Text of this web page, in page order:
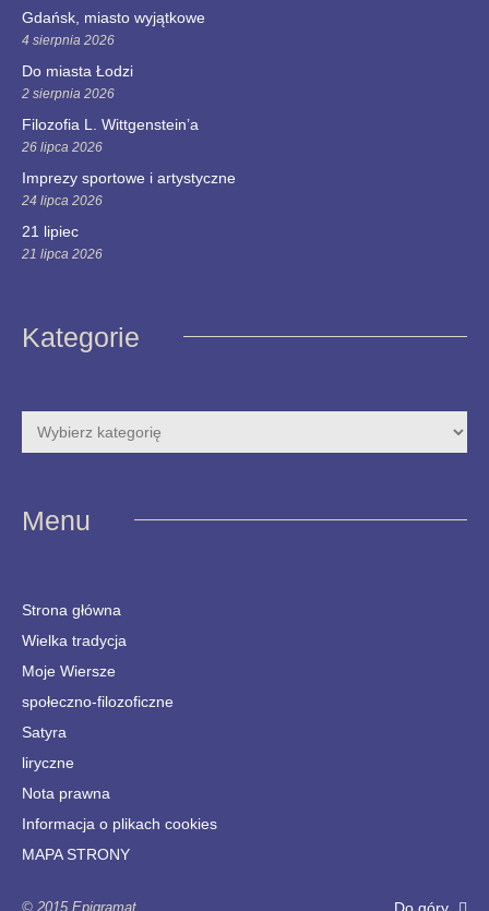
Gdańsk, miasto wyjątkowe
4 sierpnia 2026
Do miasta Łodzi
2 sierpnia 2026
Filozofia L. Wittgenstein’a
26 lipca 2026
Imprezy sportowe i artystyczne
24 lipca 2026
21 lipiec
21 lipca 2026
Kategorie
Menu
Strona główna
Wielka tradycja
Moje Wiersze
społeczno-filozoficzne
Satyra
liryczne
Nota prawna
Informacja o plikach cookies
MAPA STRONY
© 2015 Epigramat Do góry